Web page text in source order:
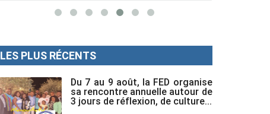
LES PLUS RÉCENTS
Du 7 au 9 août, la FED organise
sa rencontre annuelle autour de
3 jours de réflexion, de culture...